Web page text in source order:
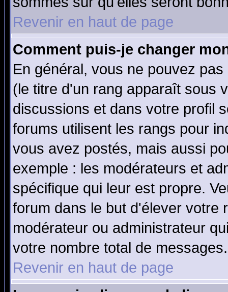
Revenir en haut de page
Comment puis-je changer
En général, vous ne pouvez
(le titre d'un rang apparaît sous
discussions et dans votre profil
forums utilisent les rangs pour
vous avez postés, mais aussi
exemple : les modérateurs et
spécifique qui leur est propre.
forum dans le but d'élever votre
modérateur ou administrateur
votre nombre total de messages.
Revenir en haut de page